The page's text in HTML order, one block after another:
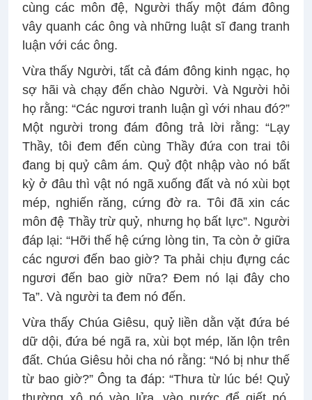
cùng các môn đệ, Người thấy một đám đông
vây quanh các ông và những luật sĩ đang tranh
luận với các ông.
Vừa thấy Người, tất cả đám đông kinh ngạc, họ
sợ hãi và chạy đến chào Người. Và Người hỏi
họ rằng: “Các ngươi tranh luận gì với nhau đó?”
Một người trong đám đông trả lời rằng: “Lạy
Thầy, tôi đem đến cùng Thầy đứa con trai tôi
đang bị quỷ câm ám. Quỷ đột nhập vào nó bất
kỳ ở đâu thì vật nó ngã xuống đất và nó xùi bọt
mép, nghiến răng, cứng đờ ra. Tôi đã xin các
môn đệ Thầy trừ quỷ, nhưng họ bất lực”. Người
đáp lại: “Hỡi thế hệ cứng lòng tin, Ta còn ở giữa
các ngươi đến bao giờ? Ta phải chịu đựng các
ngươi đến bao giờ nữa? Đem nó lại đây cho
Ta”. Và người ta đem nó đến.
Vừa thấy Chúa Giêsu, quỷ liền dằn vặt đứa bé
dữ dội, đứa bé ngã ra, xùi bọt mép, lăn lộn trên
đất. Chúa Giêsu hỏi cha nó rằng: “Nó bị như thế
từ bao giờ?” Ông ta đáp: “Thưa từ lúc bé! Quỷ